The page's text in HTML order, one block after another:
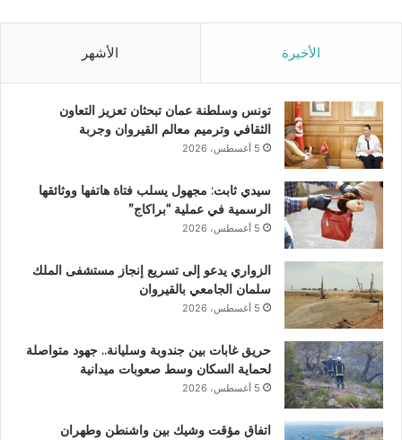
الأخيرة الأشهر
تونس وسلطنة عمان تبحثان تعزيز التعاون
الثقافي وترميم معالم القيروان وجربة
5 أغسطس، 2026
سيدي ثابت: مجهول يسلب فتاة هاتفها ووثائقها
الرسمية في عملية “براكاج”
5 أغسطس، 2026
الزواري يدعو إلى تسريع إنجاز مستشفى الملك
سلمان الجامعي بالقيروان
5 أغسطس، 2026
حريق غابات بين جندوبة وسليانة.. جهود متواصلة
لحماية السكان وسط صعوبات ميدانية
5 أغسطس، 2026
اتفاق مؤقت وشيك بين واشنطن وطهران